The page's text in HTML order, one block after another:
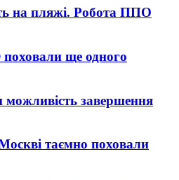
на пляжі. Робота ППО
ще одного
завершення
таємно поховали